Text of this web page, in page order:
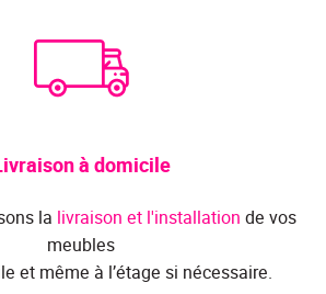
à domicile
la livraison et l'installation de vos
meubles
et même à l’étage si nécessaire.